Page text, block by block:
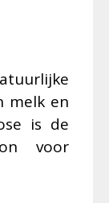
melk en
is de
voor